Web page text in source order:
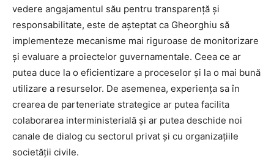
vedere angajamentul său pentru transparență și
responsabilitate, este de așteptat ca Gheorghiu să
implementeze mecanisme mai riguroase de monitorizare
și evaluare a proiectelor guvernamentale. Ceea ce ar
putea duce la o eficientizare a proceselor și la o mai bună
utilizare a resurselor. De asemenea, experiența sa în
crearea de parteneriate strategice ar putea facilita
colaborarea interministerială și ar putea deschide noi
canale de dialog cu sectorul privat și cu organizațiile
societății civile.